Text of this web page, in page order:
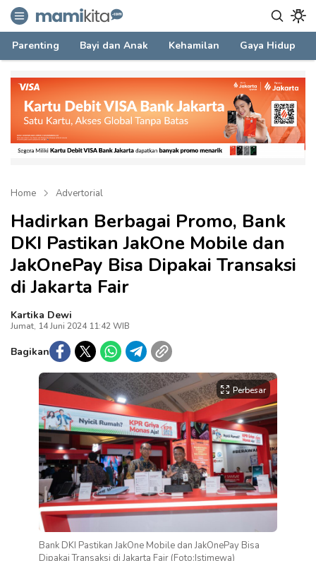
mamikita.com
Informasi Parenting untuk Mami Milenial
Parenting Bayi dan Anak Kehamilan Gaya Hidup
Home Advertorial
Hadirkan Berbagai Promo, Bank
DKI Pastikan JakOne Mobile dan
JakOnePay Bisa Dipakai Transaksi
di Jakarta Fair
Kartika Dewi
Jumat, 14 Juni 2024 11:42 WIB
Bagikan
Perbesar
Bank DKI Pastikan JakOne Mobile dan JakOnePay Bisa
Dipakai Transaksi di Jakarta Fair (Foto:Istimewa)